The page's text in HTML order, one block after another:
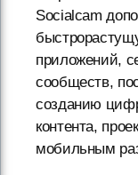
Socialcam
приложений,
сообществ,
созданию
контента,
мобильным